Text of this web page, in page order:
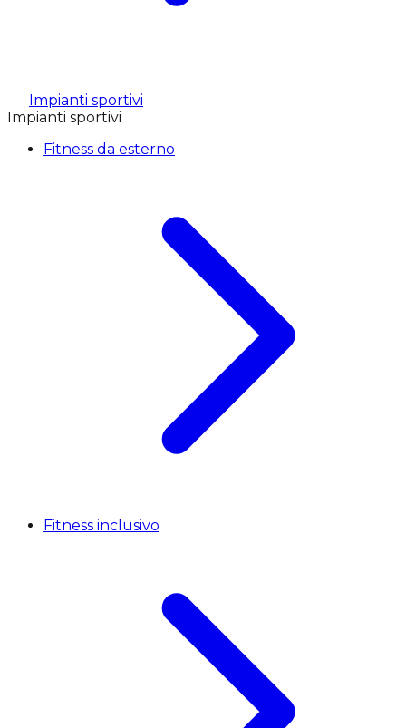
Impianti sportivi
Impianti sportivi
Fitness da esterno
Fitness inclusivo